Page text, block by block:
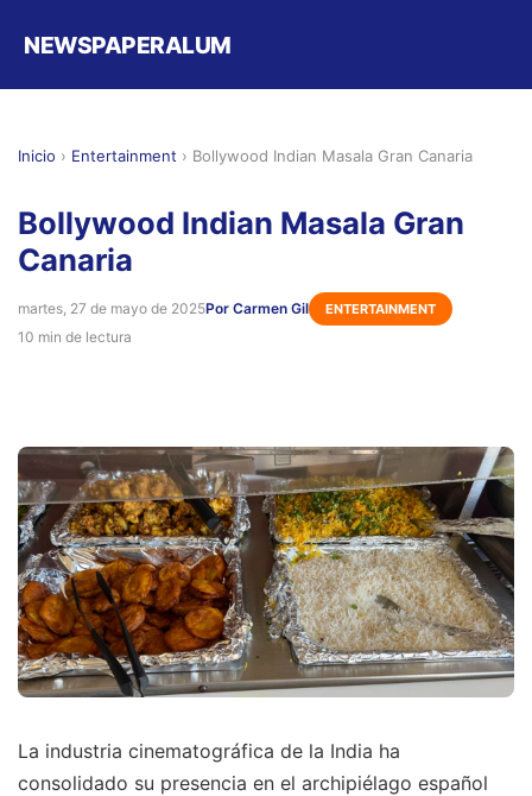
NEWSPAPERALUM
Inicio › Entertainment › Bollywood Indian Masala Gran Canaria
Bollywood Indian Masala Gran
Canaria
martes, 27 de mayo de 2025Por Carmen Gil ENTERTAINMENT
10 min de lectura
La industria cinematográfica de la India ha
consolidado su presencia en el archipiélago español